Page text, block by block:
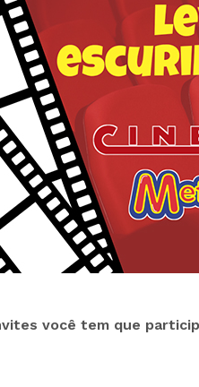
você tem que